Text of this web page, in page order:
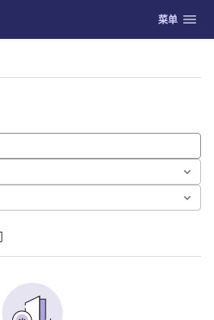
切换导航
菜单